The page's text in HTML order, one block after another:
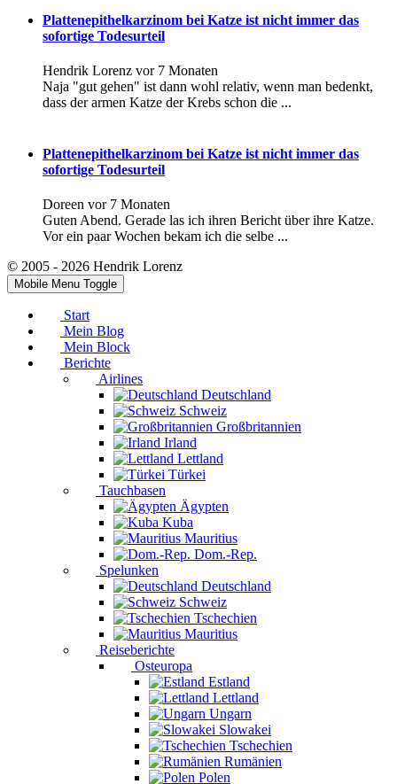
Plattenepithelkarzinom bei Katze ist nicht immer das
sofortige Todesurteil
Hendrik Lorenz vor 7 Monaten
Naja "gut gehen" ist dann wohl relativ, wenn man bedenkt,
dass der armen Katze der Krebs schon die ...
Plattenepithelkarzinom bei Katze ist nicht immer das
sofortige Todesurteil
Doreen vor 7 Monaten
Guten Abend. Gerade las ich ihren Bericht über ihre Katze.
Vor ein paar Wochen bekam ich die selbe ...
© 2005 - 2026 Hendrik Lorenz
Mobile Menu Toggle
Start
Mein Blog
Mein Block
Berichte
Airlines
Deutschland
Schweiz
Großbritannien
Irland
Lettland
Türkei
Tauchbasen
Ägypten
Kuba
Mauritius
Dom.-Rep.
Spelunken
Deutschland
Schweiz
Tschechien
Mauritius
Reiseberichte
Osteuropa
Estland
Lettland
Ungarn
Slowakei
Tschechien
Rumänien
Polen